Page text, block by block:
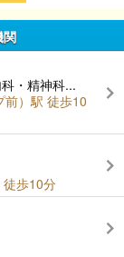
関
・精神科...
前）駅 徒歩10
歩10分